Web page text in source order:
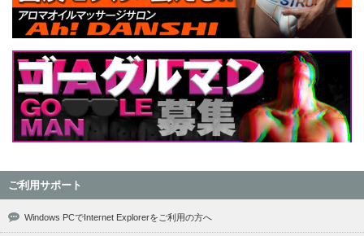
ご利用サポート
Windows PCでInternet Explorerをご利用の方へ